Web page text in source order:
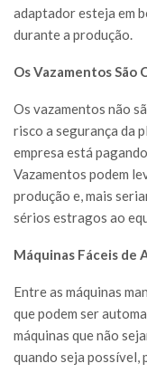
adaptador esteja em
durante a produção.
Os Vazamentos São
Os vazamentos não
risco a segurança da
empresa está
Vazamentos podem
produção e, mais
sérios estragos ao
Máquinas Fáceis de
Entre as máquinas
que podem ser
máquinas que não
quando seja possível,